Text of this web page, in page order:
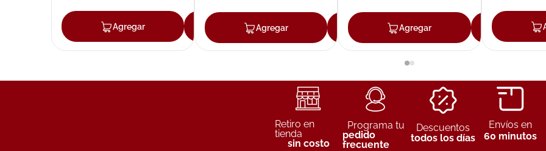
Agregar AgregarAgregar AgregarAgregar
Retiro en
tienda
sin costo
Programa tu
pedido
frecuente
Descuentos
todos los días
Envíos en
60 minutos